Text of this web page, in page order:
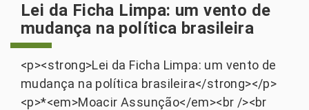
Lei da Ficha Limpa: um vento de
mudança na política brasileira
<p><strong>Lei da Ficha Limpa: um vento de
mudança na política brasileira</strong></p>
<p>*<em>Moacir Assunção</em><br /><br